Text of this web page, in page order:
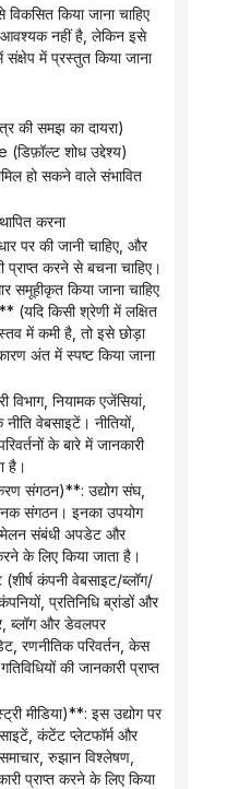
आवश्यक नहीं है, लेकिन इसे
में प्रस्तुत किया जाना
की समझ का दायरा)
शोध उद्देश्य)
करना
प्राप्त करने से बचना चाहिए।
किया जाना चाहिए
(यदि किसी श्रेणी में लक्षित
में कमी है, तो इसे छोड़ा
अंत में स्पष्ट किया जाना
वेबसाइटें। नीतियों,
के बारे में जानकारी
है।
संगठन। इनका उपयोग
संबंधी अपडेट और
के लिए किया जाता है।
प्रतिनिधि ब्रांडों और
ब्लॉग और डेवलपर
रणनीतिक परिवर्तन, केस
की जानकारी प्राप्त
कंटेंट प्लेटफॉर्म और
रुझान विश्लेषण,
प्राप्त करने के लिए किया